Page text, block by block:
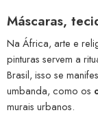
Máscaras,
Na África, arte e
pinturas servem a
Brasil, isso se
umbanda, como os
murais urbanos.